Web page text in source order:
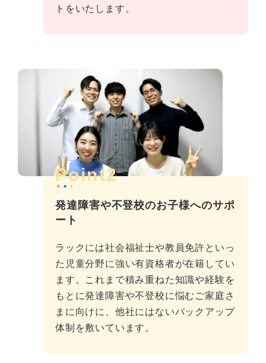
トをいたします。
Point2
発達障害や不登校のお子様へのサポ
ート
ラックには社会福祉士や教員免許といっ
た児童分野に強い有資格者が在籍してい
ます。これまで積み重ねた知識や経験を
もとに発達障害や不登校に悩むご家庭さ
まに向けに、他社にはないバックアップ
体制を敷いています。